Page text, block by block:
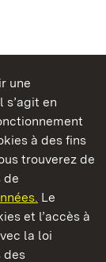
une
en
à des fins
trouverez de
de
Le
et l’accès à
la loi
des
légales